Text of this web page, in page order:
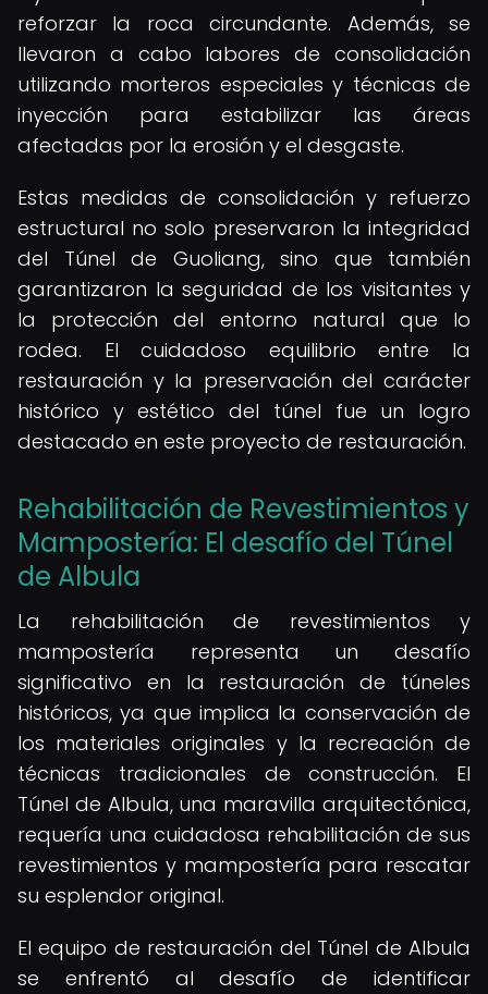
reforzar la roca circundante. Además, se
llevaron a cabo labores de consolidación
utilizando morteros especiales y técnicas de
inyección para estabilizar las áreas
afectadas por la erosión y el desgaste.
Estas medidas de consolidación y refuerzo
estructural no solo preservaron la integridad
del Túnel de Guoliang, sino que también
garantizaron la seguridad de los visitantes y
la protección del entorno natural que lo
rodea. El cuidadoso equilibrio entre la
restauración y la preservación del carácter
histórico y estético del túnel fue un logro
destacado en este proyecto de restauración.
Rehabilitación de Revestimientos y
Mampostería: El desafío del Túnel
de Albula
La rehabilitación de revestimientos y
mampostería representa un desafío
significativo en la restauración de túneles
históricos, ya que implica la conservación de
los materiales originales y la recreación de
técnicas tradicionales de construcción. El
Túnel de Albula, una maravilla arquitectónica,
requería una cuidadosa rehabilitación de sus
revestimientos y mampostería para rescatar
su esplendor original.
El equipo de restauración del Túnel de Albula
se enfrentó al desafío de identificar